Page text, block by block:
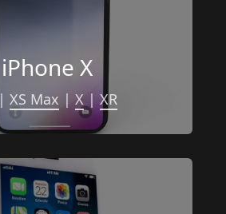
iPhone X
| XS Max | X | XR